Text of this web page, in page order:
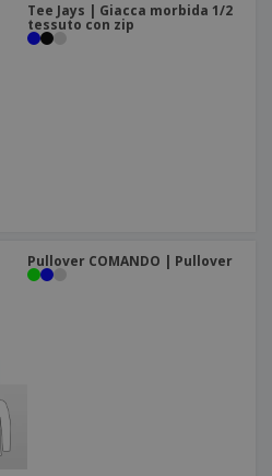
Tee Jays | Giacca morbida 1/2
tessuto con zip
Pullover COMANDO | Pullover